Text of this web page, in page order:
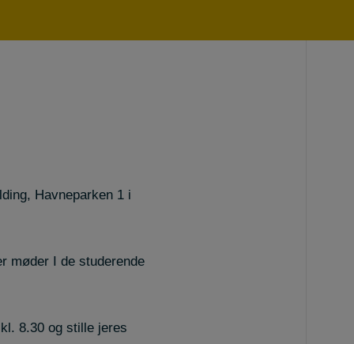
Havneparken 1 i
møder I de studerende
8.30 og stille jeres